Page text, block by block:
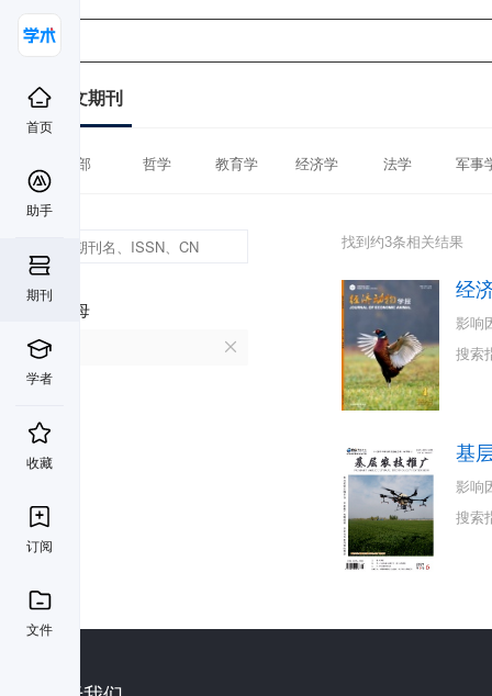
首页
助手
期刊
学者
收藏
订阅
文件
中文期刊
全部 哲学 教育学 经济学 法学 军事
首字母
J
找到约3条相关结果
经
影响
搜索
基
影响
搜索